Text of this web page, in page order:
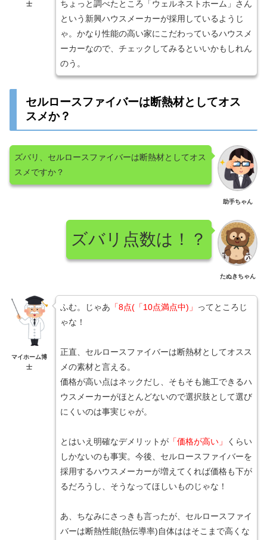
士
ちょっと調べたところ「ウェルネストホーム」さん
という新興ハウスメーカーが採用しているようじ
ゃ。かなり性能の高い家にこだわっているハウスメ
ーカーなので、チェックしてみるといいかもしれん
のう。
セルロースファイバーは断熱材としてオス
スメか？
助手ちゃん
ズバリ、セルロースファイバーは断熱材としてオス
スメですか？
たぬきちゃん
ズバリ点数は！？
マイホーム博
士
ふむ。じゃあ 「8点(「10点満点中)」
ってところじ
ゃな！
正直、セルロースファイバーは断熱材としてオスス
メの素材と言える。
価格が高い点はネックだし、そもそも施工できるハ
ウスメーカーがほとんどないので選択肢として選び
にくいのは事実じゃが。
とはいえ明確なデメリットが「価格が高い」
くらい
しかないのも事実。今後、セルロースファイバーを
採用するハウスメーカーが増えてくれば価格も下が
るだろうし、そうなってほしいものじゃな！
あ、ちなみにさっきも言ったが、セルロースファイ
バーは断熱性能(熱伝導率)自体ははそこまで高くな